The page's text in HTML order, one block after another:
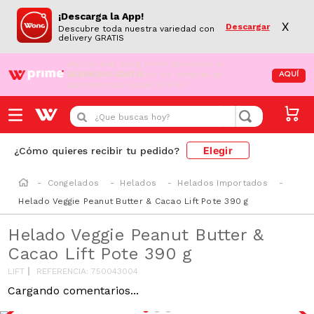
¡Descarga la App!
Descubre toda nuestra variedad con
delivery GRATIS
Descargar X
¡Aún no eres Wong Prime! Aprovecha el
DESPACHO GRATIS en tus compras de
supermercado desde S/79.90
AQUÍ
¿Que buscas hoy?
¿Cómo quieres recibir tu pedido? Elegir
Congelados Helados
Helados Importados
Helado Veggie Peanut Butter & Cacao Lift Pote 390 g
Helado Veggie Peanut Butter &
Cacao Lift Pote 390 g
LIFT REFERENCIA:750043004
Cargando comentarios...